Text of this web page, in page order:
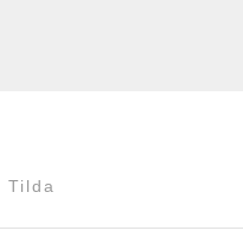
Tilda